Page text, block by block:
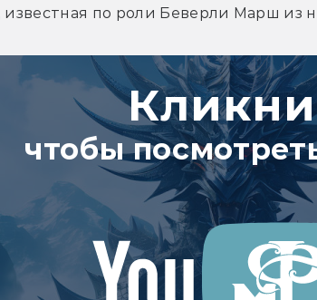
по роли Беверли Марш из
чтобы